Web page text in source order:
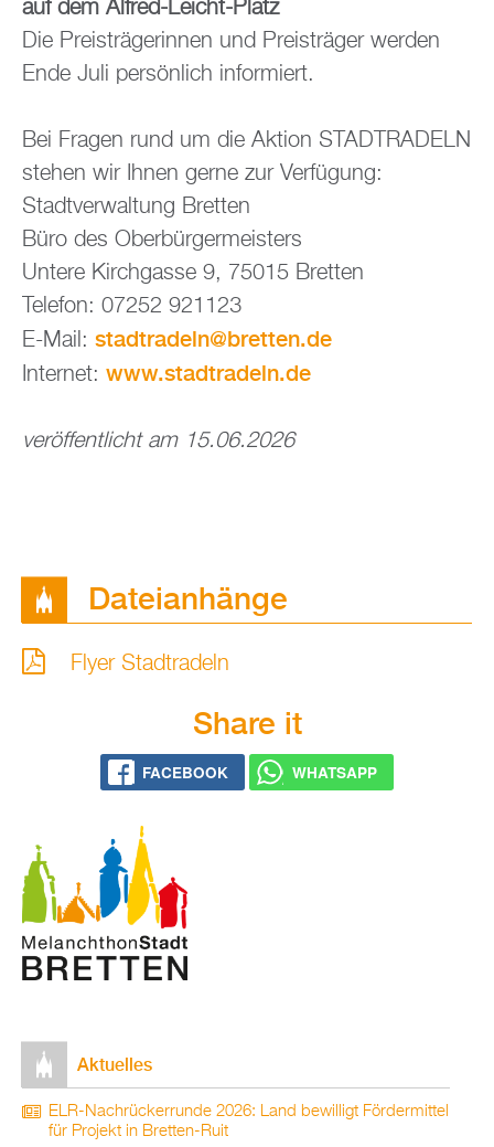
auf dem Al­fred-Leicht-Platz
Die Preis­trä­ge­rin­nen und Preis­trä­ger wer­den
Ende Juli per­sön­lich in­for­miert.
Bei Fra­gen rund um die Ak­ti­on STADT­RA­DELN
ste­hen wir Ihnen gerne zur Ver­fü­gung:
Stadt­ver­wal­tung Brett­en
Büro des Ober­bür­ger­meis­ters
Un­te­re Kirch­gas­se 9, 75015 Brett­en
Te­le­fon: 07252 921123
E-Mail: stadt­ra­deln@​bretten.​de
In­ter­net: www.​stadtradeln.​de
ver­öf­fent­licht am 15.06.2026
Da­tei­an­hän­ge
Flyer Stadt­ra­deln
Share it
FACE­BOOK WHATS­APP
Ak­tu­el­les
ELR-Nach­rü­ck­er­run­de 2026: Land be­wil­ligt För­der­mit­tel
für Pro­jekt in Brett­en-Ruit